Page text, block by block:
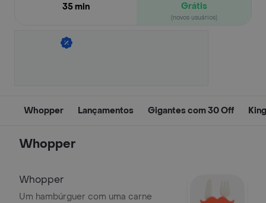
35 min
Grátis
(novos usuários)
Whopper Lançamentos Gigantes com 30 Off
Whopper
Whopper
Um hambúrguer com uma carne